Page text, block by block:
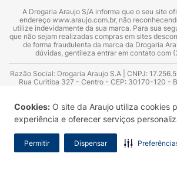
Cookies: O site da Araujo utiliza cookies
experiência e oferecer serviços
Permitir Dispensar
A Drogaria Araujo S/A informa que o seu site
endereço www.araujo.com.br, não
utilize indevidamente da sua marca. Para sua
que não sejam realizadas compras em sites
de forma fraudulenta da marca da Drogaria
dúvidas, gentileza entrar em contato com
Razão Social: Drogaria Araujo S.A | CNPJ:
Rua Curitiba 327 - Centro - CEP: 30170-120 -
Azevedo Guimarães – CRF 10.965 | Yasmin Silva
Consultor substituto: Thiago Aguiar Pinheiro -
Sanitário: 2025020713 | Autorização de